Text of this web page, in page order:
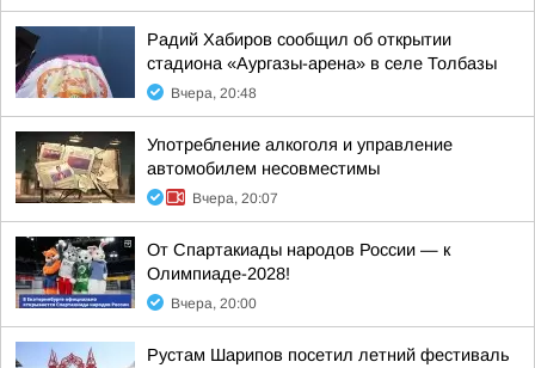
Радий Хабиров сообщил об открытии
стадиона «Аургазы-арена» в селе Толбазы
Вчера, 20:48
Употребление алкоголя и управление
автомобилем несовместимы
Вчера, 20:07
От Спартакиады народов России — к
Олимпиаде-2028!
Вчера, 20:00
Рустам Шарипов посетил летний фестиваль